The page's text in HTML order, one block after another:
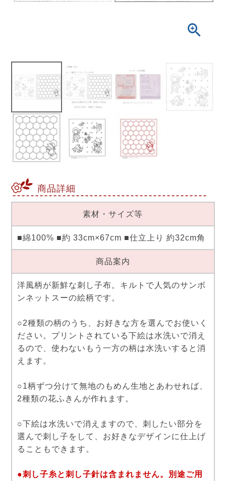
商品詳細
素材・サイズ等
■綿100% ■約 33cm×67cm ■仕立上り 約32cm角
商品案内
洋風柄が新鮮な刺し子布。キルトで人気のサンボ
ンネットスーの絵柄です。
○2種類の柄のうち、お好きな方を選んでお使いく
ださい。プリントされている下絵は水洗いで消え
るので、使わないもう一方の柄は水洗いすると消
えます。
○1柄ずつ分けて無地のもめん生地とあわせれば、
2種類の花ふきんが作れます。
○下絵は水洗いで消えますので、刺したい部分を
選んで刺し子をして、お好きなデザインに仕上げ
ることもできます。
●刺し子糸と刺し子針は含まれません。別途ご用